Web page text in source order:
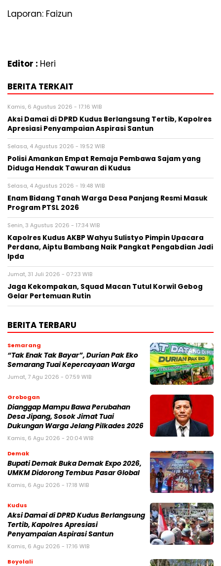
Laporan: Faizun
Editor : Heri
BERITA TERKAIT
Kamis, 6 Agustus 2026 - 17:16 WIB
Aksi Damai di DPRD Kudus Berlangsung Tertib, Kapolres
Apresiasi Penyampaian Aspirasi Santun
Selasa, 4 Agustus 2026 - 19:52 WIB
Polisi Amankan Empat Remaja Pembawa Sajam yang
Diduga Hendak Tawuran di Kudus
Selasa, 4 Agustus 2026 - 19:48 WIB
Enam Bidang Tanah Warga Desa Panjang Resmi Masuk
Program PTSL 2026
Senin, 3 Agustus 2026 - 17:34 WIB
Kapolres Kudus AKBP Wahyu Sulistyo Pimpin Upacara
Perdana, Aiptu Bambang Naik Pangkat Pengabdian Jadi
Ipda
Jumat, 31 Juli 2026 - 07:23 WIB
Jaga Kekompakan, Squad Macan Tutul Korwil Gebog
Gelar Pertemuan Rutin
BERITA TERBARU
Semarang
“Tak Enak Tak Bayar”, Durian Pak Eko
Semarang Tuai Kepercayaan Warga
Jumat, 7 Agu 2026 - 07:59 WIB
Grobogan
Dianggap Mampu Bawa Perubahan
Desa Jipang, Sosok Jimat Tuai
Dukungan Warga Jelang Pilkades 2026
Kamis, 6 Agu 2026 - 20:04 WIB
Demak
Bupati Demak Buka Demak Expo 2026,
UMKM Didorong Tembus Pasar Global
Kamis, 6 Agu 2026 - 17:18 WIB
Kudus
Aksi Damai di DPRD Kudus Berlangsung
Tertib, Kapolres Apresiasi
Penyampaian Aspirasi Santun
Kamis, 6 Agu 2026 - 17:16 WIB
Boyolali